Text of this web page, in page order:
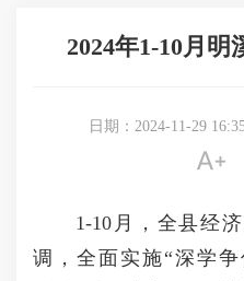
2024年1-10月
日期：2024-11-29

1-10月，全县经济
调，全面实施“深学